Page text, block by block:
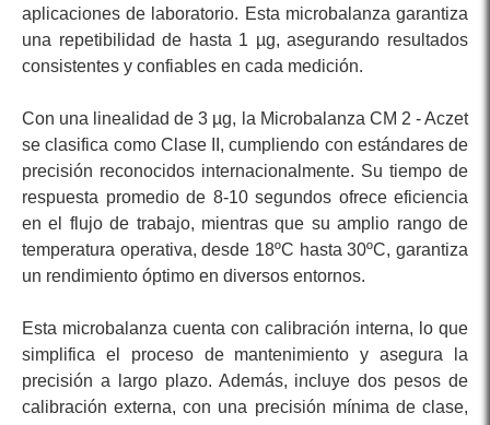
aplicaciones de laboratorio. Esta microbalanza garantiza
una repetibilidad de hasta 1 µg, asegurando resultados
consistentes y confiables en cada medición.
Con una linealidad de 3 µg, la Microbalanza CM 2 - Aczet
se clasifica como Clase II, cumpliendo con estándares de
precisión reconocidos internacionalmente. Su tiempo de
respuesta promedio de 8-10 segundos ofrece eficiencia
en el flujo de trabajo, mientras que su amplio rango de
temperatura operativa, desde 18ºC hasta 30ºC, garantiza
un rendimiento óptimo en diversos entornos.
Esta microbalanza cuenta con calibración interna, lo que
simplifica el proceso de mantenimiento y asegura la
precisión a largo plazo. Además, incluye dos pesos de
calibración externa, con una precisión mínima de clase,